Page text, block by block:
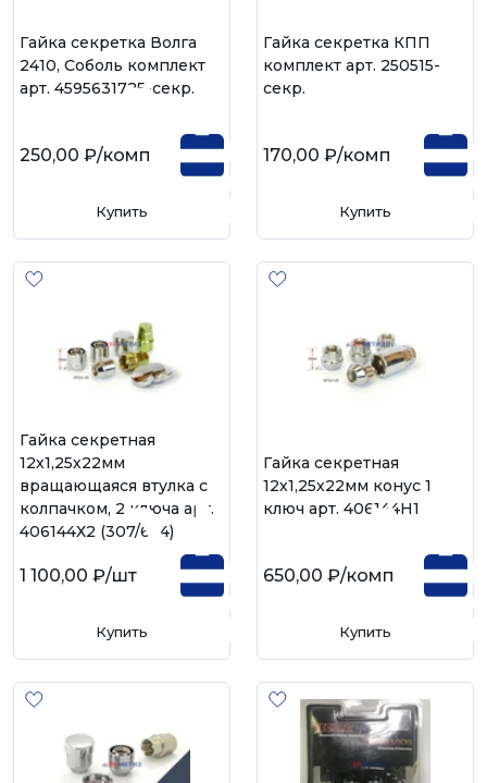
Гайка секретка Волга
2410, Соболь комплект
арт. 4595631725-секр.
250,00 ₽/комп
Купить
Гайка секретка КПП
комплект арт. 250515-
секр.
170,00 ₽/комп
Купить
Гайка секретная
12х1,25х22мм
вращающаяся втулка с
колпачком, 2 ключа арт.
406144Х2 (307/644)
1 100,00 ₽/шт
Купить
Гайка секретная
12х1,25х22мм конус 1
ключ арт. 406144Н1
650,00 ₽/комп
Купить